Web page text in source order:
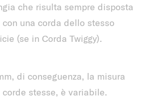
che risulta sempre disposta
una corda dello stesso
(se in Corda Twiggy).
di conseguenza, la misura
stesse, è variabile.